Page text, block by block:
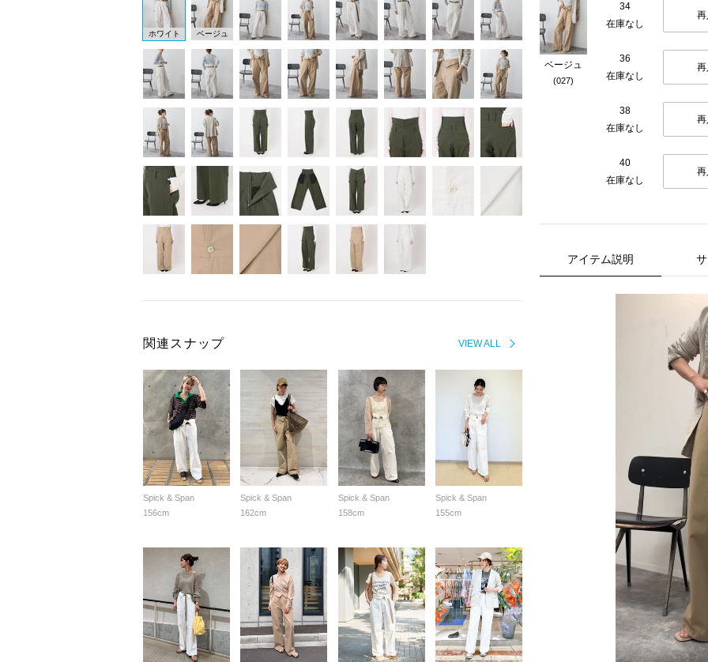
ホワイト ベージュ
VIEW ALL
関連スナップ
Spick & Span
156cm
Spick & Span
162cm
Spick & Span
158cm
Spick & Span
155cm
ベージュ
(027)
34
在庫なし
36
在庫なし
38
在庫なし
40
在庫なし
アイテム説明